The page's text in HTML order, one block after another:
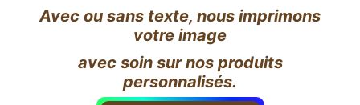
Avec ou sans texte, nous imprimons
votre image
avec soin sur nos produits
personnalisés.